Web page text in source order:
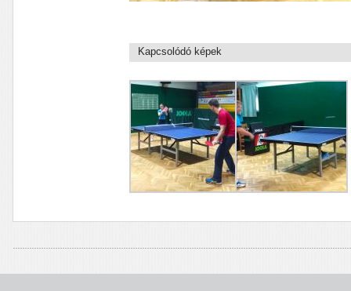
Kapcsolódó képek